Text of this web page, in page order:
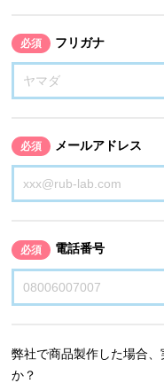
必須 フリガナ
必須 メールアドレス
必須 電話番号
弊社で商品製作した場合
か？